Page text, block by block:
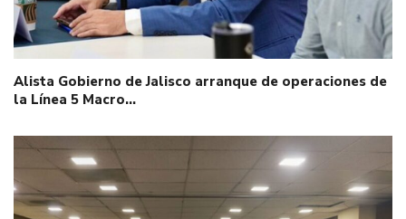
Alista Gobierno de Jalisco arranque de operaciones de
la Línea 5 Macro…